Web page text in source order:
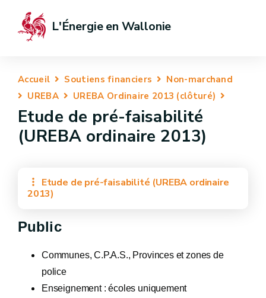
L'Énergie en Wallonie
Accueil Soutiens financiers
Non-marchand
UREBA
UREBA Ordinaire 2013 (clôturé)
Etude de pré-faisabilité
(UREBA ordinaire 2013)
Etude de pré-faisabilité (UREBA ordinaire
2013)
Public
Communes, C.P.A.S., Provinces et zones de
police
Enseignement : écoles uniquement